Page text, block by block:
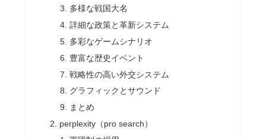
多様な戦国大名
詳細な政策と革新システム
多彩なゲームシナリオ
豊富な歴史イベント
戦略性の高い外交システム
グラフィックとサウンド
まとめ
perplexity（pro search）